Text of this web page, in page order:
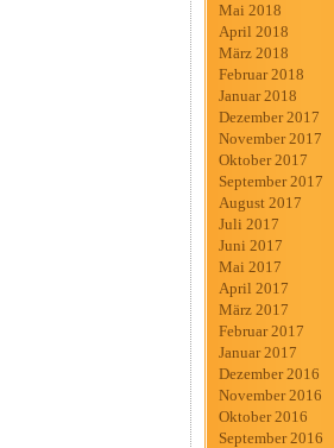
Mai 2018
April 2018
März 2018
Februar 2018
Januar 2018
Dezember 2017
November 2017
Oktober 2017
September 2017
August 2017
Juli 2017
Juni 2017
Mai 2017
April 2017
März 2017
Februar 2017
Januar 2017
Dezember 2016
November 2016
Oktober 2016
September 2016